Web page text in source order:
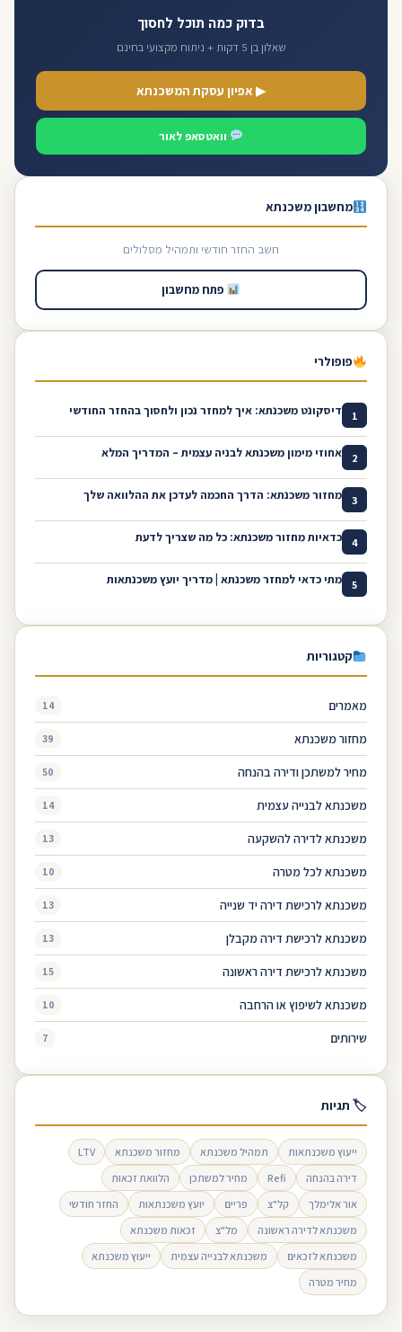
בדוק כמה תוכל לחסוך
שאלון בן 5 דקות + ניתוח מקצועי בחינם
▶ אפיון עסקת המשכנתא
וואטסאפ לאור
מחשבון משכנתא
חשב החזר חודשי ותמהיל מסלולים
פתח מחשבון
פופולרי
1 דיסקונט משכנתא: איך למחזר נכון ולחסוך בהחזר החודשי
2 אחוזי מימון משכנתא לבניה עצמית – המדריך המלא
3 מחזור משכנתא: הדרך החכמה לעדכן את ההלוואה שלך
4 כדאיות מחזור משכנתא: כל מה שצריך לדעת
5 מתי כדאי למחזר משכנתא | מדריך יועץ משכנתאות
קטגוריות
מאמרים 14
מחזור משכנתא 39
מחיר למשתכן ודירה בהנחה 50
משכנתא לבנייה עצמית 14
משכנתא לדירה להשקעה 13
משכנתא לכל מטרה 10
משכנתא לרכישת דירה יד שנייה 13
משכנתא לרכישת דירה מקבלן 13
משכנתא לרכישת דירה ראשונה 15
משכנתא לשיפוץ או הרחבה 10
שירותים 7
🏷 תגיות
ייעוץ משכנתאות תמהיל משכנתא מחזור משכנתא
LTV
דירה בהנחה
Refi מחיר למשתכן
הלוואת זכאות
אור אלימלך
קל"צ פריים יועץ משכנתאות
החזר חודשי
משכנתא לדירה ראשונה
מל"צ
זכאות משכנתא
משכנתא לזכאים
משכנתא לבנייה עצמית
ייעוץ משכנתא
מחיר מטרה